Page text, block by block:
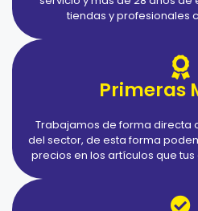
tiendas y profesionales
Primeras
Trabajamos de forma directa
del sector, de esta forma
precios en los artículos que